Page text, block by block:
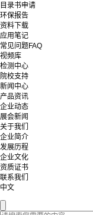
目录书申请
环保报告
资料下载
应用笔记
常见问题FAQ
视频库
检测中心
院校支持
新闻中心
产品资讯
企业动态
展会新闻
关于我们
企业简介
发展历程
企业文化
资质证书
联系我们
中文